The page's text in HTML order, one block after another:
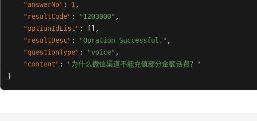
"answerNo" : 1 ,
"resultCode" : "1203000" ,
"optionIdList" : [ ] ,
"resultDesc" : "Opration Successful." ,
"questionType" : "voice" ,
"content" :
"为什么微信渠道不能充值部分金额话费？"
}